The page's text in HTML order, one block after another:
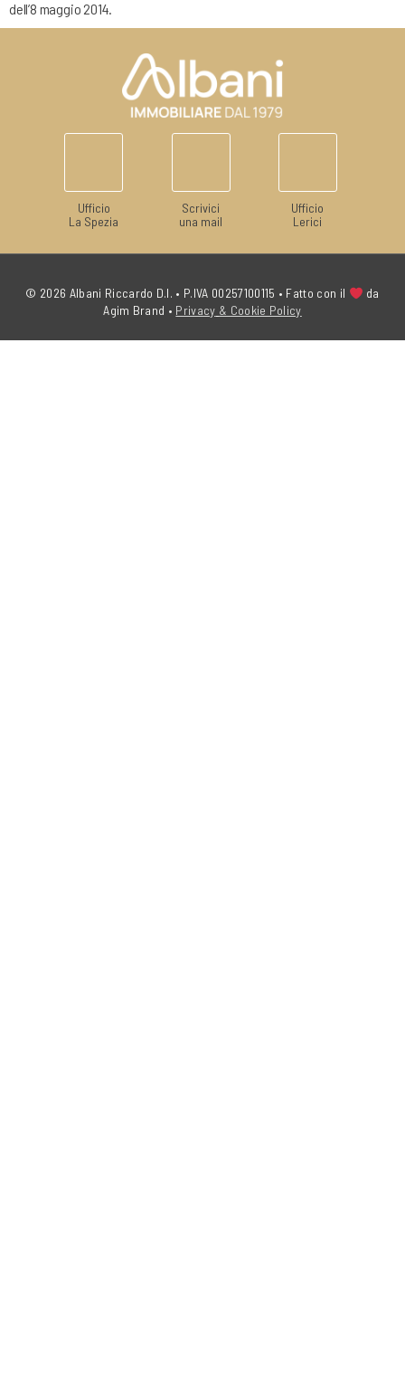
dell’8 maggio 2014.
Ufficio
La Spezia
Scrivici
una mail
Ufficio
Lerici
© 2026 Albani Riccardo D.I. • P.IVA 00257100115 • Fatto con il
da
Agim Brand • Privacy & Cookie Policy